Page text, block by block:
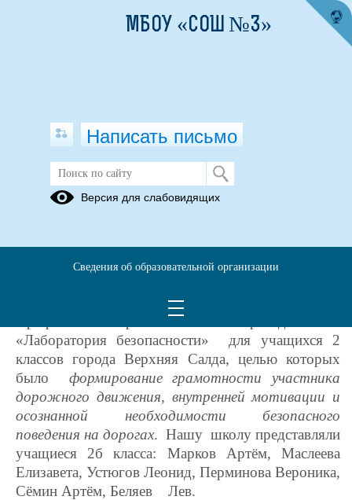
Лаборатория Безопасности
30, 31 марта на базе «ДЮЦ» прошли
Профильные сборы юных инспекторов движения
«Лаборатория безопасности» для учащихся 2
классов города Верхняя Салда, целью которых
было формирование грамотности участника
дорожного движения, внутренней мотивации и
осознанной необходимости безопасного
поведения на дорогах. Нашу школу представляли
учащиеся 2б класса: Марков Артём, Маслеева
Елизавета, Устюгов Леонид, Перминова Вероника,
Сёмин Артём, Беляев Лев.
МБОУ «СОШ №3»
Написать письмо
Версия для слабовидящих
Сведения об образовательной организации